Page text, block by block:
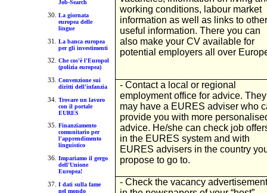
Job-Search
La giornata
europea delle
lingue
La banca europea
per gli investimenti
Che cos'è l'Europol
(polizia europea)
Convenzione sui
diritti dell'infanzia
Trovare un lavoro
con il portale
EURES
Finanziamento
comunitario per
l'apprendimento
linguistico
Impariamo il gergo
dell'Unione
Europea!
I dati sulla fame
nel mondo
working conditions, labour market
information as well as links to other
useful information. There you can
also make your CV available for
potential employers all over
- Contact a local or regional
employment office for advice. They
may have a EURES adviser who
provide you with more
advice. He/she can check job
in the EURES system and with
EURES advisers in the country
propose to go to.
- Check the vacancy